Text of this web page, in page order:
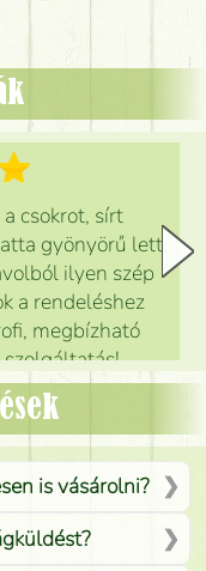
csokrot, sírt
gyönyörű lett.
ilyen szép
a rendeléshez
megbízható
Mónika
is vásárolni?